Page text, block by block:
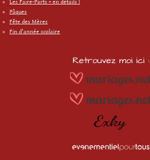
Les Faire-Parts + en détails !
Pâques
Fête des Mères
Fin d'année scolaire
Retrouvez moi ici :